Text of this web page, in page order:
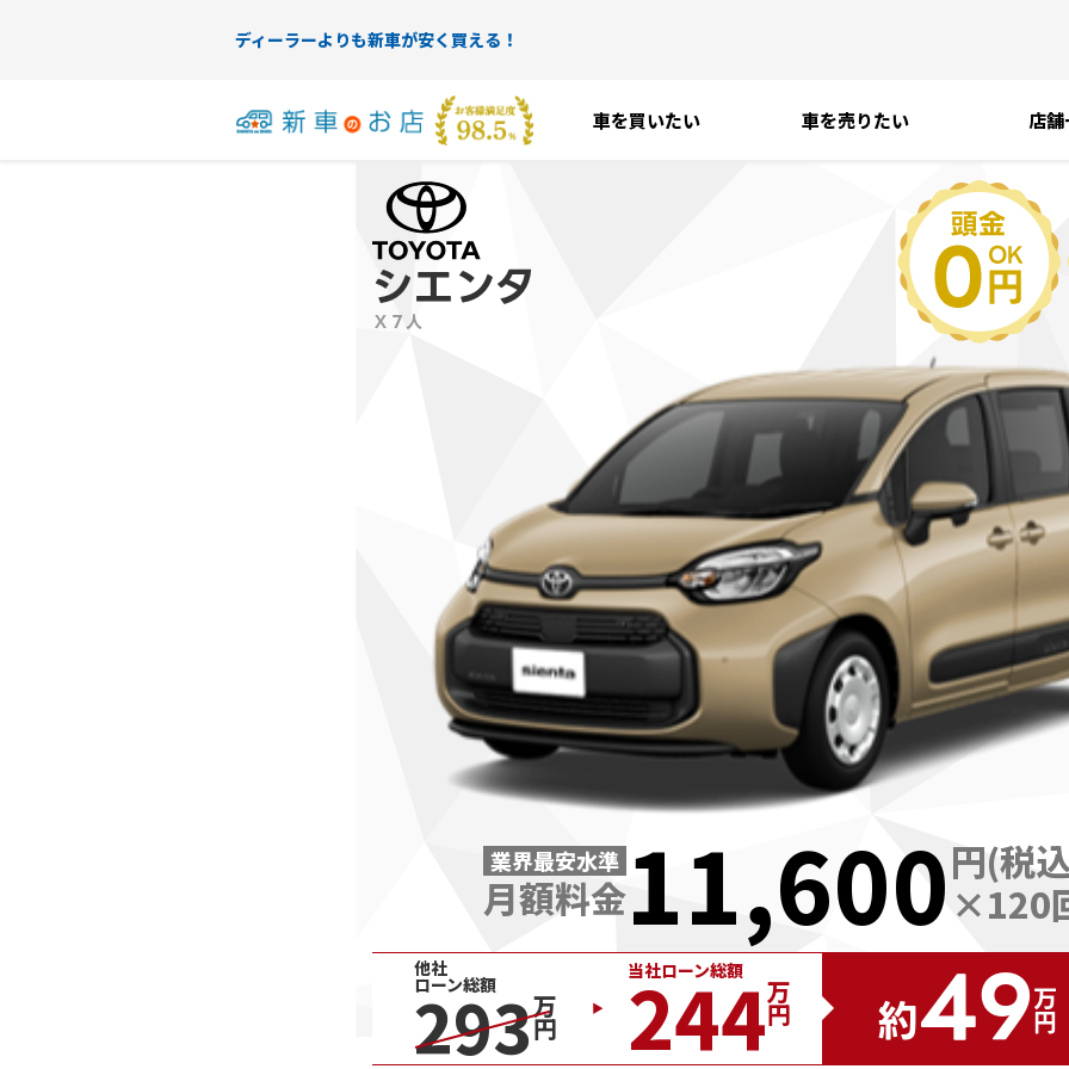
ディーラーよりも新車が安く買える！
車を買いたい 車を売りたい 店
シエンタ
Ｘ７人
業界最安水準
月額料金11,600円(税
×120
他社
ローン総額
293万円
当社ローン総額
244万円 約49万円